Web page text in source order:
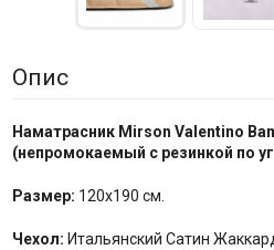
Опис
Наматрасник Mirson Valentino
(непромокаемый с резинкой по
Размер: 120x190 см.
Чехол: Итальянский Сатин